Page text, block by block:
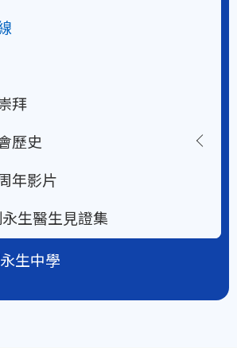
拜
歷史
年影片
生醫生見證集
生中學